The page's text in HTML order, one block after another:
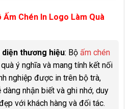
Ấm Chén In Logo Làm Quà
thương hiệu: Bộ ấm chén
ý nghĩa và mang tính kết nối
nghiệp được in trên bộ trà,
nhận biết và ghi nhớ, duy
với khách hàng và đối tác.